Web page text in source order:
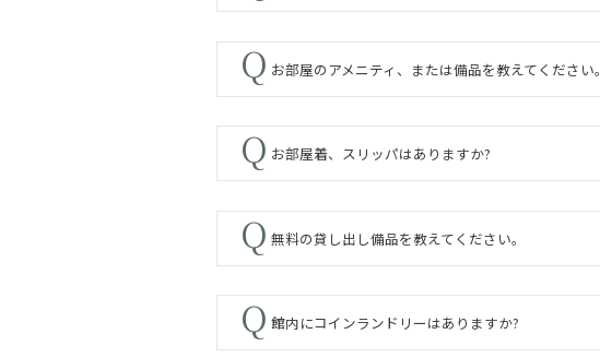
お部屋のアメニティ、または備品を教えてください。
お部屋着、スリッパはありますか?
無料の貸し出し備品を教えてください。
館内にコインランドリーはありますか?